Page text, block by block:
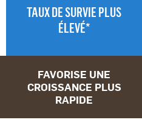
TAUX DE SURVIE PLUS
ÉLEVÉ*
FAVORISE UNE
CROISSANCE PLUS
RAPIDE